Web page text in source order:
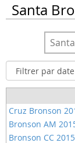
Santa
Cruz Bronson
Bronson AM
Bronson CC 2015